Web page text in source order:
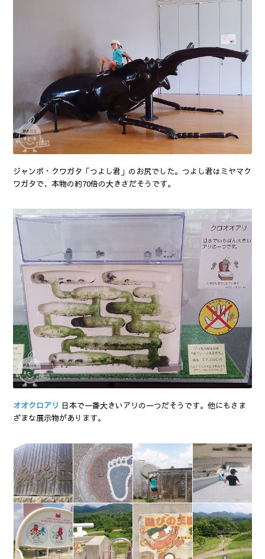
ジャンボ・クワガタ「つよし君」のお尻でした。つよし君はミヤマク
ワガタで、本物の約70倍の大きさだそうです。
オオクロアリ 日本で一番大きいアリの一つだそうです。他にもさま
ざまな展示物があります。